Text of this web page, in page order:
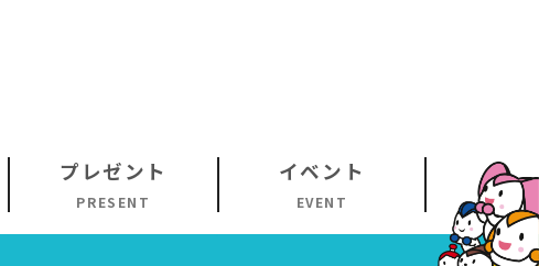
プレゼント
PRESENT
イベント
EVENT